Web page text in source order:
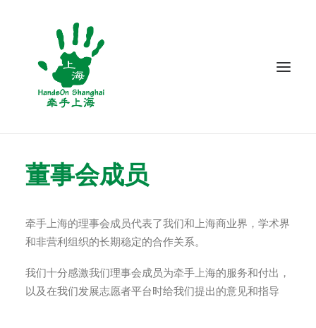
关于我们
项目
博客
董事会成员
牵手上海的理事会成员代表了我们和上海商业界，学术界
和非营利组织的长期稳定的合作关系。
我们十分感激我们理事会成员为牵手上海的服务和付出，
以及在我们发展志愿者平台时给我们提出的意见和指导